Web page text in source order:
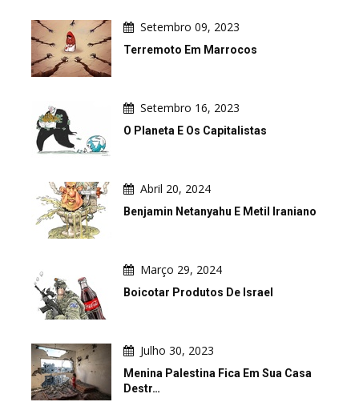
Setembro 09, 2023
Terremoto Em Marrocos
Setembro 16, 2023
O Planeta E Os Capitalistas
Abril 20, 2024
Benjamin Netanyahu E Metil Iraniano
Março 29, 2024
Boicotar Produtos De Israel
Julho 30, 2023
Menina Palestina Fica Em Sua Casa
Destr…